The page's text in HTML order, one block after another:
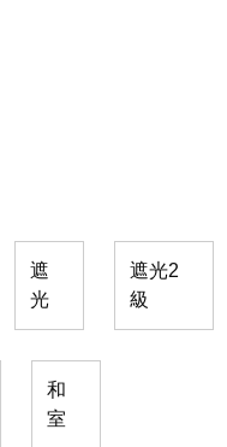
遮
光
遮光2
級
和
室